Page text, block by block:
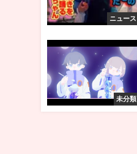
ニュース
未分類